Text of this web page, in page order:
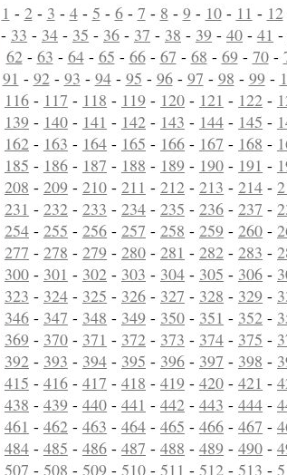
1 - 2 - 3 - 4- 5 - 6- 7 - 8 - 9- 10- 11 - 12
- 33 - 34 - 35 - 36 - 37 - 38 - 39 - 40 - 41 -
62 - 63 - 64- 65 - 66- 67 - 68 - 69- 70-
91 - 92 - 93 - 94- 95 - 96- 97 - 98 - 99-
116 - 117 - 118 - 119 - 120 - 121 - 122 -
139 - 140 - 141 - 142 - 143 - 144 - 145 -
162 - 163 - 164 - 165 - 166 - 167 - 168 -
185 - 186 - 187 - 188 - 189 - 190 - 191 -
208 - 209 - 210 - 211 - 212 - 213 - 214 -
231 - 232 - 233 - 234 - 235 - 236 - 237 -
254 - 255 - 256 - 257 - 258 - 259 - 260 -
277 - 278 - 279 - 280 - 281 - 282 - 283 -
300 - 301 - 302 - 303 - 304 - 305 - 306 -
323 - 324 - 325 - 326 - 327 - 328 - 329 -
346 - 347 - 348 - 349 - 350 - 351 - 352 -
369 - 370 - 371 - 372 - 373 - 374 - 375 -
392 - 393 - 394 - 395 - 396 - 397 - 398 -
415 - 416 - 417 - 418 - 419 - 420 - 421 -
438 - 439 - 440 - 441 - 442 - 443 - 444 -
461 - 462 - 463 - 464 - 465 - 466 - 467 -
484 - 485 - 486 - 487 - 488 - 489 - 490 -
507 - 508 - 509 - 510 - 511 - 512 - 513 -